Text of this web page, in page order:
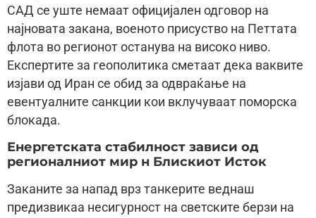
САД се уште немаат официјален одговор на
најновата закана, военото присуство на Петтата
флота во регионот останува на високо ниво.
Експертите за геополитика сметаат дека ваквите
изјави од Иран се обид за одвраќање на
евентуалните санкции кои вклучуваат поморска
блокада.
Енергетската стабилност зависи од
регионалниот мир н Блискиот Исток
Заканите за напад врз танкерите веднаш
предизвикаа несигурност на светските берзи на